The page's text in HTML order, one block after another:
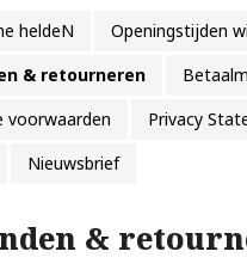
heldeN
Openingstijden
& retourneren
voorwaarden
Privacy
Nieuwsbrief
&